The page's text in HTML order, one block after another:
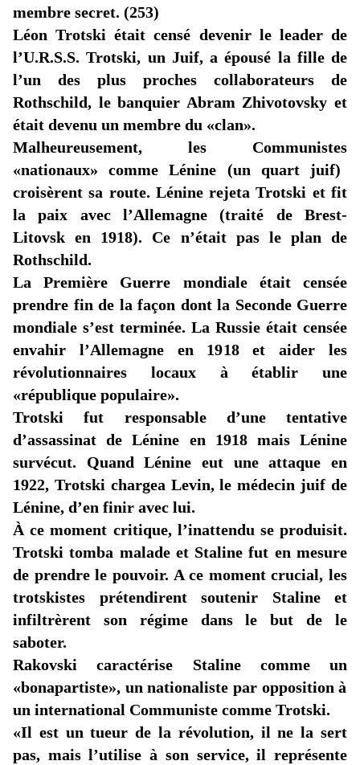
membre secret. (253)
Léon Trotski était censé devenir le leader de
l’U.R.S.S. Trotski, un Juif, a épousé la fille de
l’un des plus proches collaborateurs de
Rothschild, le banquier Abram Zhivotovsky et
était devenu un membre du «clan».
Malheureusement, les Communistes
«nationaux» comme Lénine (un quart juif)
croisèrent sa route. Lénine rejeta Trotski et fit
la paix avec l’Allemagne (traité de Brest-
Litovsk en 1918). Ce n’était pas le plan de
Rothschild.
La Première Guerre mondiale était censée
prendre fin de la façon dont la Seconde Guerre
mondiale s’est terminée. La Russie était censée
envahir l’Allemagne en 1918 et aider les
révolutionnaires locaux à établir une
«république populaire».
Trotski fut responsable d’une tentative
d’assassinat de Lénine en 1918 mais Lénine
survécut. Quand Lénine eut une attaque en
1922, Trotski chargea Levin, le médecin juif de
Lénine, d’en finir avec lui.
À ce moment critique, l’inattendu se produisit.
Trotski tomba malade et Staline fut en mesure
de prendre le pouvoir. A ce moment crucial, les
trotskistes prétendirent soutenir Staline et
infiltrèrent son régime dans le but de le
saboter.
Rakovski caractérise Staline comme un
«bonapartiste», un nationaliste par opposition à
un international Communiste comme Trotski.
«Il est un tueur de la révolution, il ne la sert
pas, mais l’utilise à son service, il représente